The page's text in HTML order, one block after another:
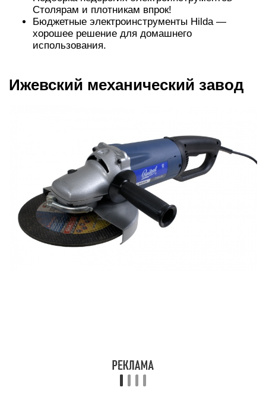
Столярам и плотникам впрок!
Бюджетные электроинструменты Hilda —
хорошее решение для домашнего
использования.
Ижевский механический завод
особенности российского электроинструмента из